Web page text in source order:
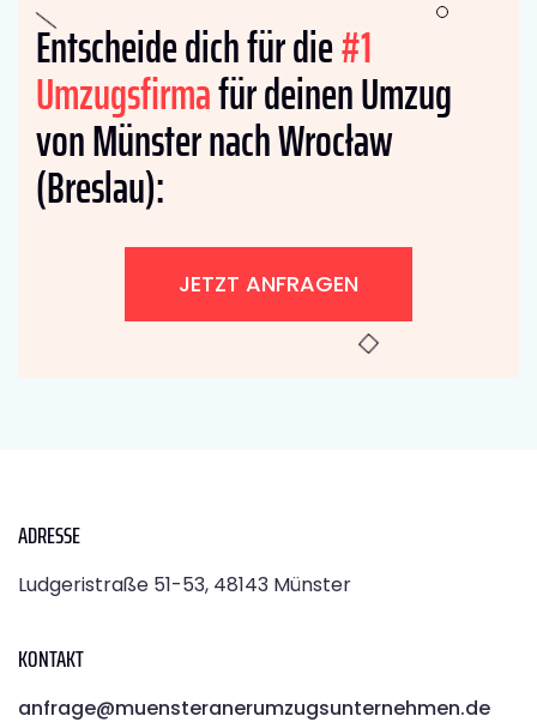
Entscheide dich für die#1
Umzugsfirmafür deinen Umzug
von Münster nach Wrocław
(Breslau):
JETZT ANFRAGEN
ADRESSE
Ludgeristraße 51-53, 48143 Münster
KONTAKT
anfrage@muensteranerumzugsunternehmen.de